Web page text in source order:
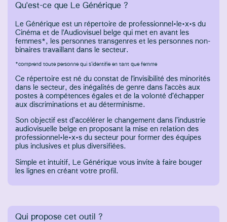
Qu'est-ce que Le Générique ?
Le Générique est un répertoire de professionnel·le·x·s du
Cinéma et de l'Audiovisuel belge qui met en avant les
femmes*, les personnes transgenres et les personnes non-
binaires travaillant dans le secteur.
*comprend toute personne qui s’identifie en tant que femme
Ce répertoire est né du constat de l'invisibilité des minorités
dans le secteur, des inégalités de genre dans l'accès aux
postes à compétences égales et de la volonté d’échapper
aux discriminations et au déterminisme.
Son objectif est d’accélérer le changement dans l’industrie
audiovisuelle belge en proposant la mise en relation des
professionnel•le•x•s du secteur pour former des équipes
plus inclusives et plus diversifiées.
Simple et intuitif, Le Générique vous invite à faire bouger
les lignes en créant votre profil.
Qui propose cet outil ?